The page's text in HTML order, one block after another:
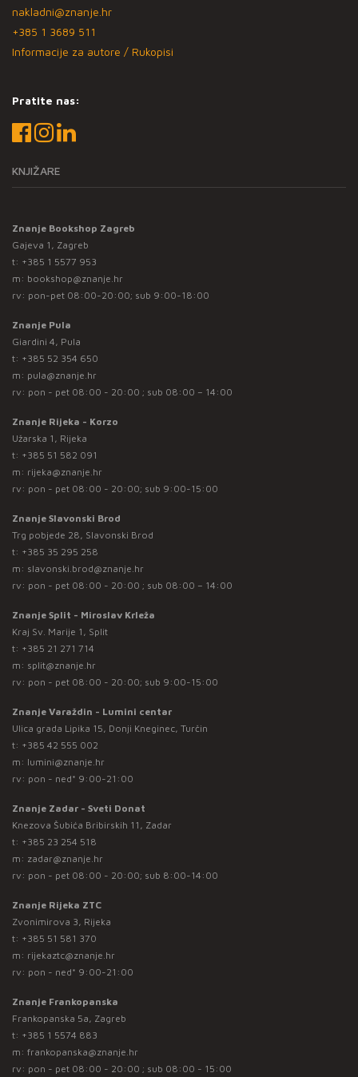
nakladni@znanje.hr
+385 1 3689 511
Informacije za autore / Rukopisi
Pratite nas:
KNJIŽARE
Znanje Bookshop Zagreb
Gajeva 1, Zagreb
t: +385 1 5577 953
m: bookshop@znanje.hr
rv: pon-pet 08:00-20:00; sub 9:00-18:00
Znanje Pula
Giardini 4, Pula
t: +385 52 354 650
m: pula@znanje.hr
rv: pon - pet 08:00 - 20:00 ; sub 08:00 – 14:00
Znanje Rijeka - Korzo
Užarska 1, Rijeka
t: +385 51 582 091
m: rijeka@znanje.hr
rv: pon - pet 08:00 - 20:00; sub 9:00-15:00
Znanje Slavonski Brod
Trg pobjede 28, Slavonski Brod
t: +385 35 295 258
m: slavonski.brod@znanje.hr
rv: pon - pet 08:00 - 20:00 ; sub 08:00 – 14:00
Znanje Split - Miroslav Krleža
Kraj Sv. Marije 1, Split
t: +385 21 271 714
m: split@znanje.hr
rv: pon - pet 08:00 - 20:00; sub 9:00-15:00
Znanje Varaždin - Lumini centar
Ulica grada Lipika 15, Donji Kneginec, Turčin
t: +385 42 555 002
m: lumini@znanje.hr
rv: pon - ned* 9:00-21:00
Znanje Zadar - Sveti Donat
Knezova Šubića Bribirskih 11, Zadar
t: +385 23 254 518
m: zadar@znanje.hr
rv: pon - pet 08:00 - 20:00; sub 8:00-14:00
Znanje Rijeka ZTC
Zvonimirova 3, Rijeka
t: +385 51 581 370
m: rijekaztc@znanje.hr
rv: pon - ned* 9:00-21:00
Znanje Frankopanska
Frankopanska 5a, Zagreb
t: +385 1 5574 883
m: frankopanska@znanje.hr
rv: pon - pet 08:00 - 20:00 ; sub 08:00 - 15:00